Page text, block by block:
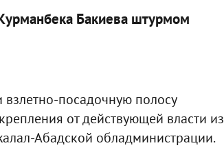
Бакиева штурмом
посадочную полосу
от действующей власти из
Абадской обладминистрации.